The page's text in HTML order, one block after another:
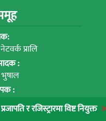
विष्ट नियुक्त लुम्बिनी
प्रालि
:
: